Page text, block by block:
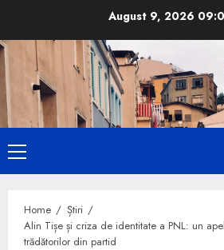
content
August 9, 2026
Primary
Menu
Home
Știri
Alin Tișe și criza de identitate a PNL: un
trădătorilor din partid